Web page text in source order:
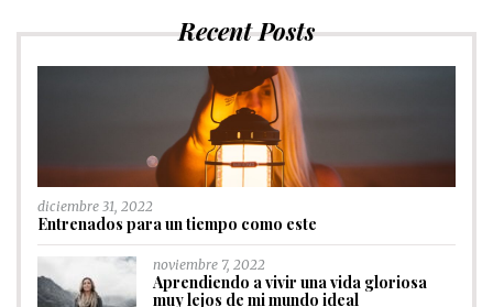
Recent Posts
diciembre 31, 2022
Entrenados para un tiempo como este
noviembre 7, 2022
Aprendiendo a vivir una vida gloriosa
muy lejos de mi mundo ideal